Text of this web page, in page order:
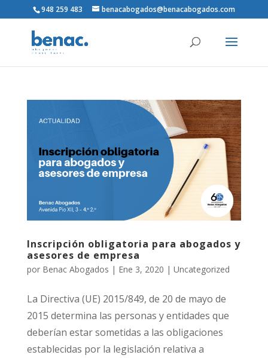
948 259 483 benacabogados@benacabogados.com
Inscripción obligatoria para abogados y
asesores de empresa
por Benac Abogados | Ene 3, 2020 | Uncategorized
La Directiva (UE) 2015/849, de 20 de mayo de
2015 determina las personas y entidades que
deberían estar sometidas a las obligaciones
establecidas por la legislación relativa a